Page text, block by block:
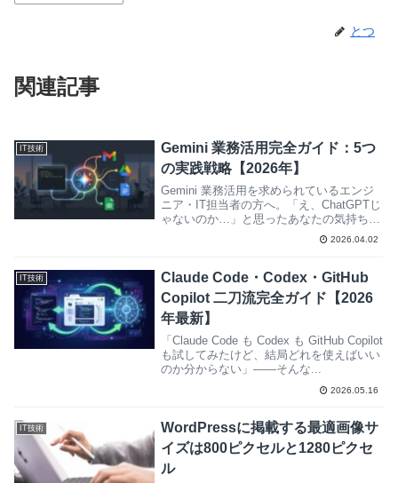
とつ
関連記事
IT技術
Gemini 業務活用完全ガイド：5つ
の実践戦略【2026年】
Gemini 業務活用を求められているエンジ
ニア・IT担当者の方へ。「え、ChatGPTじ
ゃないのか…」と思ったあなたの気持ち、
2026.04.02
IT技術
Claude Code・Codex・GitHub
Copilot 二刀流完全ガイド【2026
年最新】
「Claude Code も Codex も GitHub Copilot
も試してみたけど、結局どれを使えばいい
のか分からない」——そんな...
2026.05.16
IT技術
WordPressに掲載する最適画像サ
イズは800ピクセルと1280ピクセ
ル